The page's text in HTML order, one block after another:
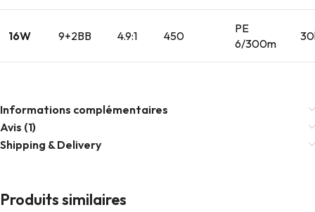
16W 9+2BB 4.9:1 450
PE
6/300m
Informations complémentaires
Avis (1)
Shipping & Delivery
Produits similaires